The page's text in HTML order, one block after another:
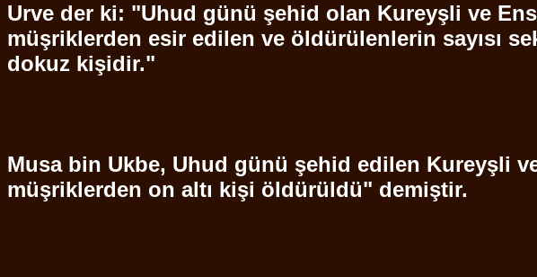
Urve der ki: "Uhud günü şehid olan Kureyşli ve
müşriklerden esir edilen ve öldürülenlerin sayısı
dokuz kişidir."
Musa bin Ukbe, Uhud günü şehid edilen Kureyşli
müşriklerden on altı kişi öldürüldü" demiştir.